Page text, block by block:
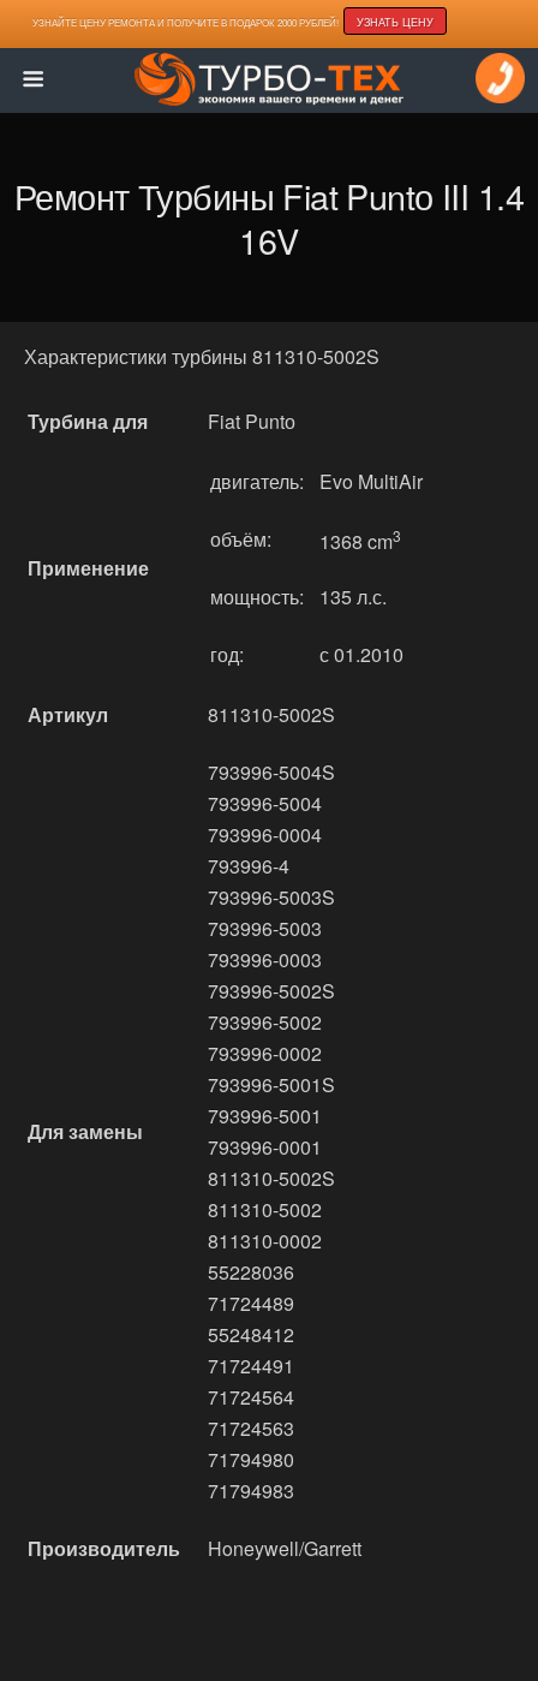
УЗНАЙТЕ ЦЕНУ РЕМОНТА И ПОЛУЧИТЕ В ПОДАРОК 2000 РУБЛЕЙ! УЗНАТЬ ЦЕНУ
Ремонт Турбины Fiat Puntо III 1.4
16V
Характеристики турбины 811310-5002S
Турбина для Fiat Puntо
Применение
двигатель: Evo MultiAir
объём: 1368 cm3
мощность: 135 л.с.
год: с 01.2010
Артикул 811310-5002S
Для замены
793996-5004S
793996-5004
793996-0004
793996-4
793996-5003S
793996-5003
793996-0003
793996-5002S
793996-5002
793996-0002
793996-5001S
793996-5001
793996-0001
811310-5002S
811310-5002
811310-0002
55228036
71724489
55248412
71724491
71724564
71724563
71794980
71794983
Производитель Honeywell/Garrett